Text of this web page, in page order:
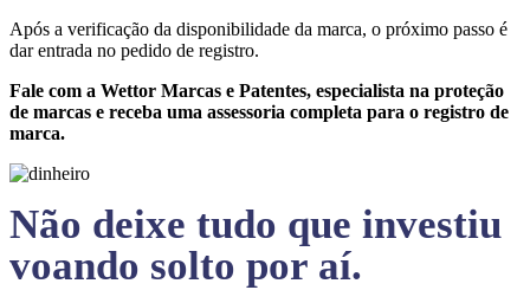
Após a verificação da disponibilidade da marca, o próximo passo é
dar entrada no pedido de registro.
Fale com a Wettor Marcas e Patentes, especialista na proteção
de marcas e receba uma assessoria completa para o registro de
marca.
Não deixe tudo que investiu
voando solto por aí.